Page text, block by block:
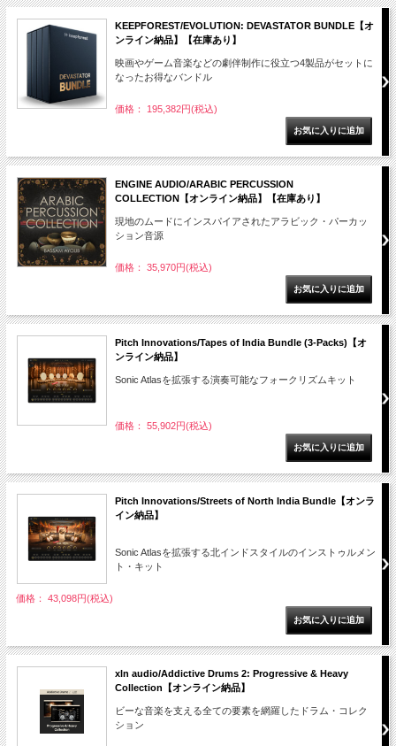
KEEPFOREST/EVOLUTION: DEVASTATOR BUNDLE【オ
ンライン納品】【在庫あり】
映画やゲーム音楽などの劇伴制作に役立つ4製品がセットに
なったお得なバンドル
価格： 195,382円(税込)
ENGINE AUDIO/ARABIC PERCUSSION
COLLECTION【オンライン納品】【在庫あり】
現地のムードにインスパイアされたアラビック・パーカッ
ション音源
価格： 35,970円(税込)
Pitch Innovations/Tapes of India Bundle (3-Packs)【オ
ンライン納品】
Sonic Atlasを拡張する演奏可能なフォークリズムキット
価格： 55,902円(税込)
Pitch Innovations/Streets of North India Bundle【オンラ
イン納品】
Sonic Atlasを拡張する北インドスタイルのインストゥルメン
ト・キット
価格： 43,098円(税込)
xln audio/Addictive Drums 2: Progressive & Heavy
Collection【オンライン納品】
ビーな音楽を支える全ての要素を網羅したドラム・コレク
ション